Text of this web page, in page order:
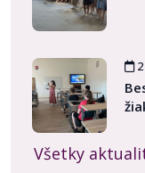
Všetky